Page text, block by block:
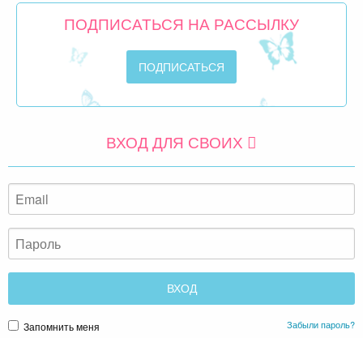
ПОДПИСАТЬСЯ НА РАССЫЛКУ
ВХОД ДЛЯ СВОИХ
Запомнить меня Забыли пароль?